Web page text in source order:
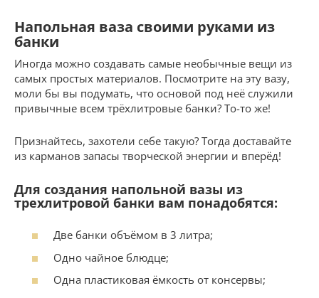
Напольная ваза своими руками из
банки
Иногда можно создавать самые необычные вещи из
самых простых материалов. Посмотрите на эту вазу,
моли бы вы подумать, что основой под неё служили
привычные всем трёхлитровые банки? То-то же!
Признайтесь, захотели себе такую? Тогда доставайте
из карманов запасы творческой энергии и вперёд!
Для создания напольной вазы из
трехлитровой банки вам понадобятся:
Две банки объёмом в 3 литра;
Одно чайное блюдце;
Одна пластиковая ёмкость от консервы;